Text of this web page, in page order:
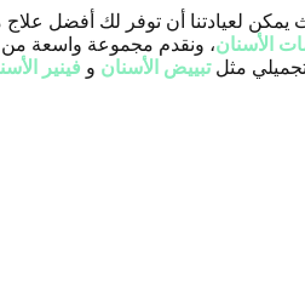
لعيادتنا أن توفر لك أفضل
الأسنان، ونقدم مجموعة واسعة
مثل تبييض الأسنان و فينير